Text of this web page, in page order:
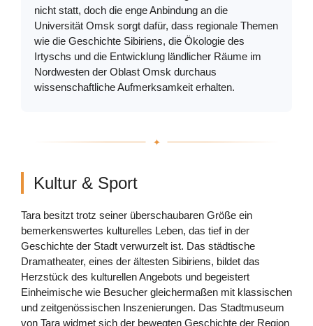
nicht statt, doch die enge Anbindung an die
Universität Omsk sorgt dafür, dass regionale Themen
wie die Geschichte Sibiriens, die Ökologie des
Irtyschs und die Entwicklung ländlicher Räume im
Nordwesten der Oblast Omsk durchaus
wissenschaftliche Aufmerksamkeit erhalten.
Kultur & Sport
Tara besitzt trotz seiner überschaubaren Größe ein
bemerkenswertes kulturelles Leben, das tief in der
Geschichte der Stadt verwurzelt ist. Das städtische
Dramatheater, eines der ältesten Sibiriens, bildet das
Herzstück des kulturellen Angebots und begeistert
Einheimische wie Besucher gleichermaßen mit klassischen
und zeitgenössischen Inszenierungen. Das Stadtmuseum
von Tara widmet sich der bewegten Geschichte der Region